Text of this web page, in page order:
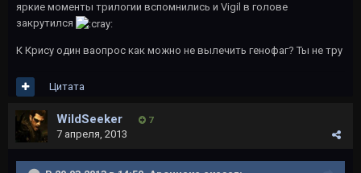
яркие моменты трилогии вспомнились и Vigil в голове
закрутился
К Крису один ваопрос как можно не вылечить генофаг? Ты не тру
Цитата
WildSeeker 7
7 апреля, 2013